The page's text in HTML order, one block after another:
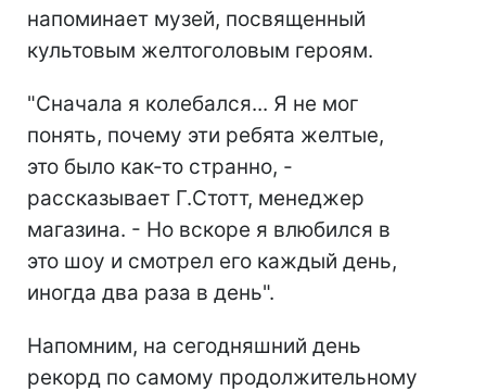
напоминает музей, посвященный
культовым желтоголовым героям.
"Сначала я колебался... Я не мог
понять, почему эти ребята желтые,
это было как-то странно, -
рассказывает Г.Стотт, менеджер
магазина. - Но вскоре я влюбился в
это шоу и смотрел его каждый день,
иногда два раза в день".
Напомним, на сегодняшний день
рекорд по самому продолжительному